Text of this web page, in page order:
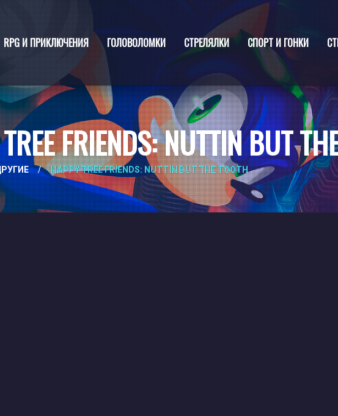
RPG И ПРИКЛЮЧЕНИЯ ГОЛОВОЛОМКИ СТРЕЛЯЛКИ СПОРТ И ГОНКИ
FRIENDS: NUTTIN BUT
/ HAPPY TREE FRIENDS: NUTTIN BUT THE TOOTH